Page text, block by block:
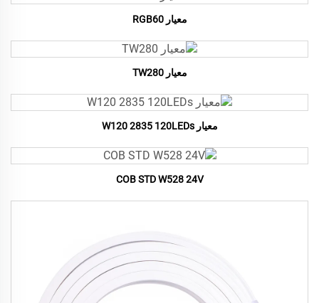
معيار RGB60
معيار TW280
معيار W120 2835 120LEDs
COB STD W528 24V